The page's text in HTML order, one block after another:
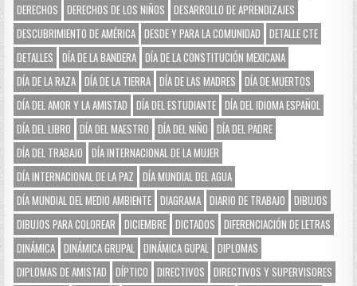
DERECHOS
DERECHOS DE LOS NIÑOS
DESARROLLO DE APRENDIZAJES
DESCUBRIMIENTO DE AMÉRICA DESDE Y PARA LA COMUNIDAD
DETALLE CTE
DETALLES
DÍA DE LA BANDERA DÍA DE LA CONSTITUCIÓN MEXICANA
DÍA DE LA RAZA DÍA DE LA TIERRA DÍA DE LAS MADRES
DÍA DE MUERTOS
DÍA DEL AMOR Y LA AMISTAD
DÍA DEL ESTUDIANTE DÍA DEL IDIOMA ESPAÑOL
DÍA DEL LIBRO
DÍA DEL MAESTRO DÍA DEL NIÑO
DÍA DEL PADRE
DÍA DEL TRABAJO
DÍA INTERNACIONAL DE LA MUJER
DÍA INTERNACIONAL DE LA PAZ
DÍA MUNDIAL DEL AGUA
DÍA MUNDIAL DEL MEDIO AMBIENTE DIAGRAMA DIARIO DE TRABAJO
DIBUJOS
DIBUJOS PARA COLOREAR
DICIEMBRE DICTADOS
DIFERENCIACIÓN DE LETRAS
DINÁMICA DINÁMICA GRUPAL DINÁMICA GUPAL
DIPLOMAS
DIPLOMAS DE AMISTAD
DÍPTICO DIRECTIVOS
DIRECTIVOS Y SUPERVISORES